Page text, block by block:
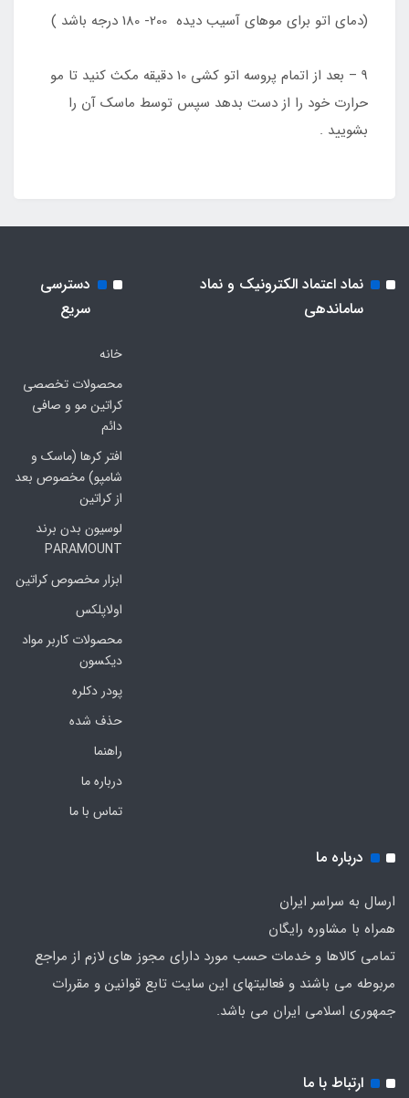
(دمای اتو برای موهای آسیب دیده 200- 180 درجه باشد )
9 – بعد از اتمام پروسه اتو کشی 10 دقیقه مکث کنید تا مو
حرارت خود را از دست بدهد سپس توسط ماسک آن را
بشویید .
نماد اعتماد الکترونیک و نماد
ساماندهی
دسترسی
سریع
خانه
محصولات تخصصی
کراتین مو و صافی
دائم
افتر کرها (ماسک و
شامپو) مخصوص بعد
از کراتین
لوسیون بدن برند
PARAMOUNT
ابزار مخصوص کراتین
اولاپلکس
محصولات کاربر مواد
دیکسون
پودر دکلره
حذف شده
راهنما
درباره ما
تماس با ما
درباره ما
ارسال به سراسر ایران
همراه با مشاوره رایگان
تمامی کالاها و خدمات حسب مورد دارای مجوز های لازم از مراجع
مربوطه می باشند و فعالیتهای این سایت تابع قوانین و مقررات
جمهوری اسلامی ایران می باشد.
ارتباط با ما